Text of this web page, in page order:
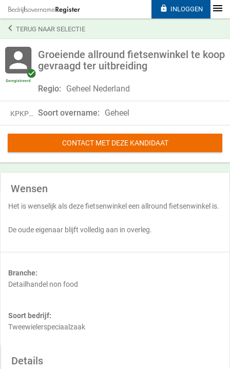
TERUG NAAR SELECTIE
Groeiende allround fietsenwinkel te koop
gevraagd ter uitbreiding
Regio: Geheel Nederland
KPKP20YHG66L Soort overname: Geheel
CONTACT MET DEZE KANDIDAAT
Wensen
Het is wenselijk als deze fietsenwinkel een allround fietsenwinkel is.
De oude eigenaar blijft volledig aan in overleg.
Branche:
Detailhandel non food
Soort bedrijf:
Tweewielerspeciaalzaak
Details
 INLOGGEN